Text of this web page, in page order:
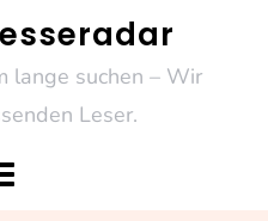
lange suchen – Wir
Leser.